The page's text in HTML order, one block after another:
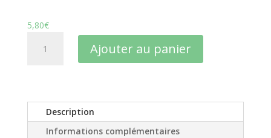
5,80€
Endormissement
Ajouter au panier
Description
Informations complémentaires